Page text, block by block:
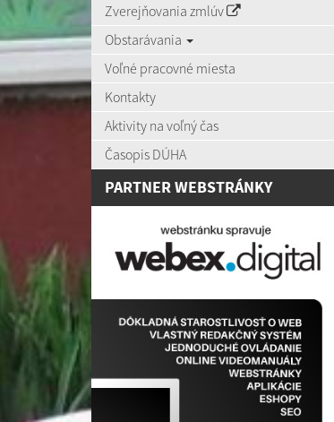
Zverejňovania zmlúv
Obstarávania
Voľné pracovné miesta
Kontakty
Aktivity na voľný čas
Časopis DÚHA
PARTNER WEBSTRÁNKY